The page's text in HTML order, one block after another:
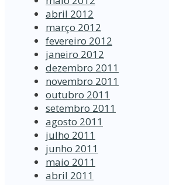
abril 2012
março 2012
fevereiro 2012
janeiro 2012
dezembro 2011
novembro 2011
outubro 2011
setembro 2011
agosto 2011
julho 2011
junho 2011
maio 2011
abril 2011